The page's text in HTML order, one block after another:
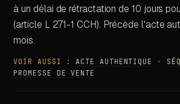
à un délai de rétractation de 10 jours
(article L 271-1 CCH). Précède l'acte
mois.
VOIR AUSSI :ACTE AUTHENTIQUE ·
PROMESSE DE VENTE